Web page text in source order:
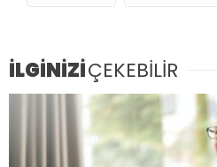
İLGİNİZİÇEKEBİLİR